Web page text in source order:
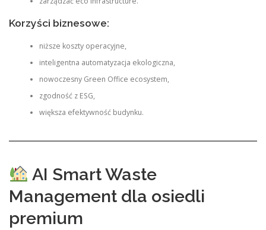
Korzyści biznesowe:
niższe koszty operacyjne,
inteligentna automatyzacja ekologiczna,
nowoczesny Green Office ecosystem,
zgodność z ESG,
większa efektywność budynku.
AI Smart Waste
Management dla osiedli
premium